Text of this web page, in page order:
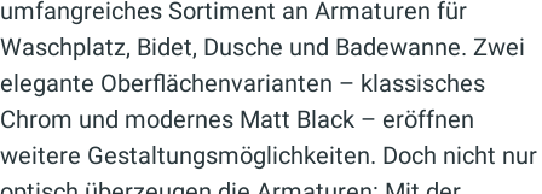
umfangreiches Sortiment an Armaturen für
Waschplatz, Bidet, Dusche und Badewanne. Zwei
elegante Oberflächenvarianten – klassisches
Chrom und modernes Matt Black – eröffnen
weitere Gestaltungsmöglichkeiten. Doch nicht nur